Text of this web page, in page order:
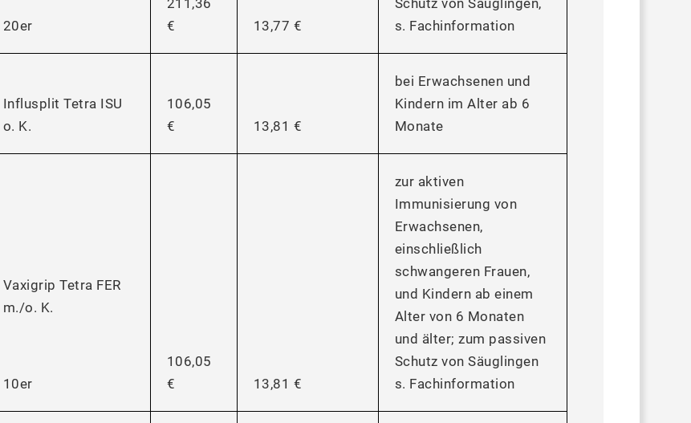
20er
211,36
€
13,77 €
Schutz von Säuglingen,
s. Fachinformation
Influsplit Tetra ISU
o. K.
106,05
€
13,81 €
bei Erwachsenen und
Kindern im Alter ab 6
Monate
Vaxigrip Tetra FER
m./o. K.
10er
106,05
€
13,81 €
zur aktiven
Immunisierung von
Erwachsenen,
einschließlich
schwangeren Frauen,
und Kindern ab einem
Alter von 6 Monaten
und älter; zum passiven
Schutz von Säuglingen
s. Fachinformation